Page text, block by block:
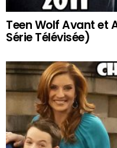
Teen Wolf Avant et
Série Télévisée)